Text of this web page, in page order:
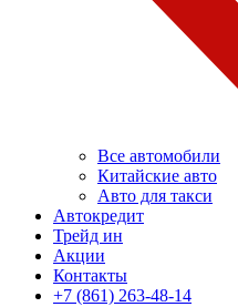
Все автомобили
Китайские авто
Авто для такси
Автокредит
Трейд ин
Акции
Контакты
+7 (861) 263-48-14